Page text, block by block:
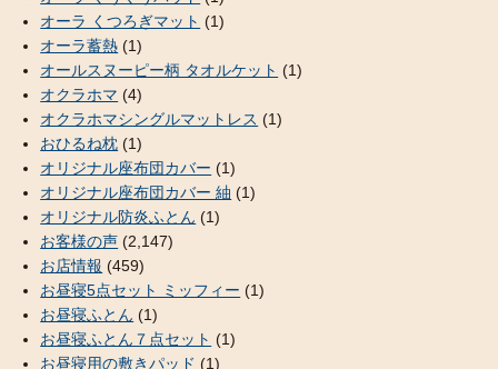
オーラ くつろぎマット (1)
オーラ蓄熱 (1)
オールスヌーピー柄 タオルケット (1)
オクラホマ (4)
オクラホマシングルマットレス (1)
おひるね枕 (1)
オリジナル座布団カバー (1)
オリジナル座布団カバー 紬 (1)
オリジナル防炎ふとん (1)
お客様の声 (2,147)
お店情報 (459)
お昼寝5点セット ミッフィー (1)
お昼寝ふとん (1)
お昼寝ふとん７点セット (1)
お昼寝用の敷きパッド (1)